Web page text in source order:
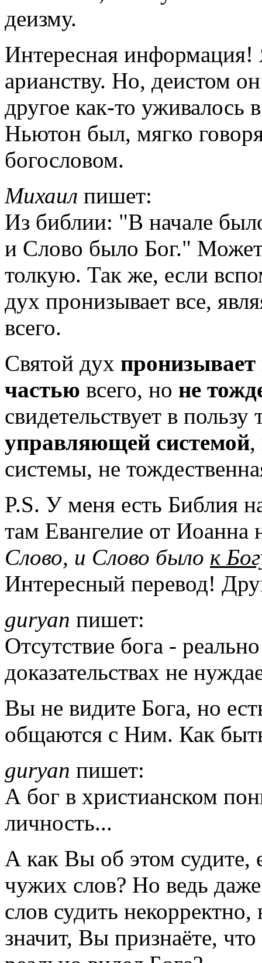
деизму.
Интересная информация!
арианству. Но, деистом
другое как-то
Ньютон был, мягко
богословом.
Михаил пишет:
Из библии: "В начале
и Слово было Бог."
толкую. Так же, если
дух пронизывает все,
всего.
Святой дух пронизывает
частью всего, но не
свидетельствует в
управляющей системой,
системы, не
P.S. У меня есть Библия
там Евангелие от Иоанна
Слово, и Слово было к
Интересный перевод!
guryan пишет:
Отсутствие бога -
доказательствах не
Вы не видите Бога, но
общаются с Ним. Как
guryan пишет:
А бог в христианском
личность...
А как Вы об этом судите,
чужих слов? Но ведь
слов судить
значит, Вы признаёте,